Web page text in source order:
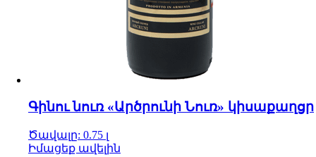
Գինու նուռ «Արծրունի Նուռ» կիսաքաղցր
Ծավալը: 0.75 լ
Իմացեք ավելին